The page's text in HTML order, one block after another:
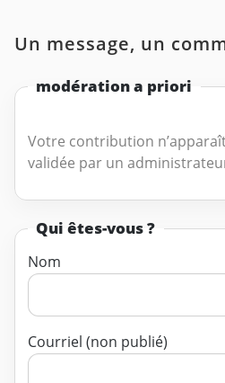
Un message, un
modération a priori
Votre contribution
validée par un
Qui êtes-vous ?
Nom
Courriel (non publié)